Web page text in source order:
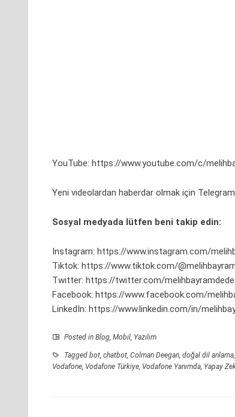
YouTube: https://www.youtube.com/c/
Yeni videolardan haberdar olmak için
Sosyal medyada lütfen beni takip edin:
Instagram: https://www.instagram.com/
Tiktok: https://www.tiktok.com/
Twitter: https://twitter.com/melihbayramdede
Facebook: https://www.facebook.com/
LinkedIn: https://www.linkedin.com/in/
Posted in Blog, Mobil, Yazılım
Tagged bot, chatbot, Colman Deegan, doğal dil anlama,
Vodafone, Vodafone Türkiye, Vodafone Yanımda, Yapay